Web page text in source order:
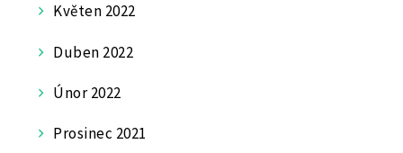
Květen 2022
Duben 2022
Únor 2022
Prosinec 2021